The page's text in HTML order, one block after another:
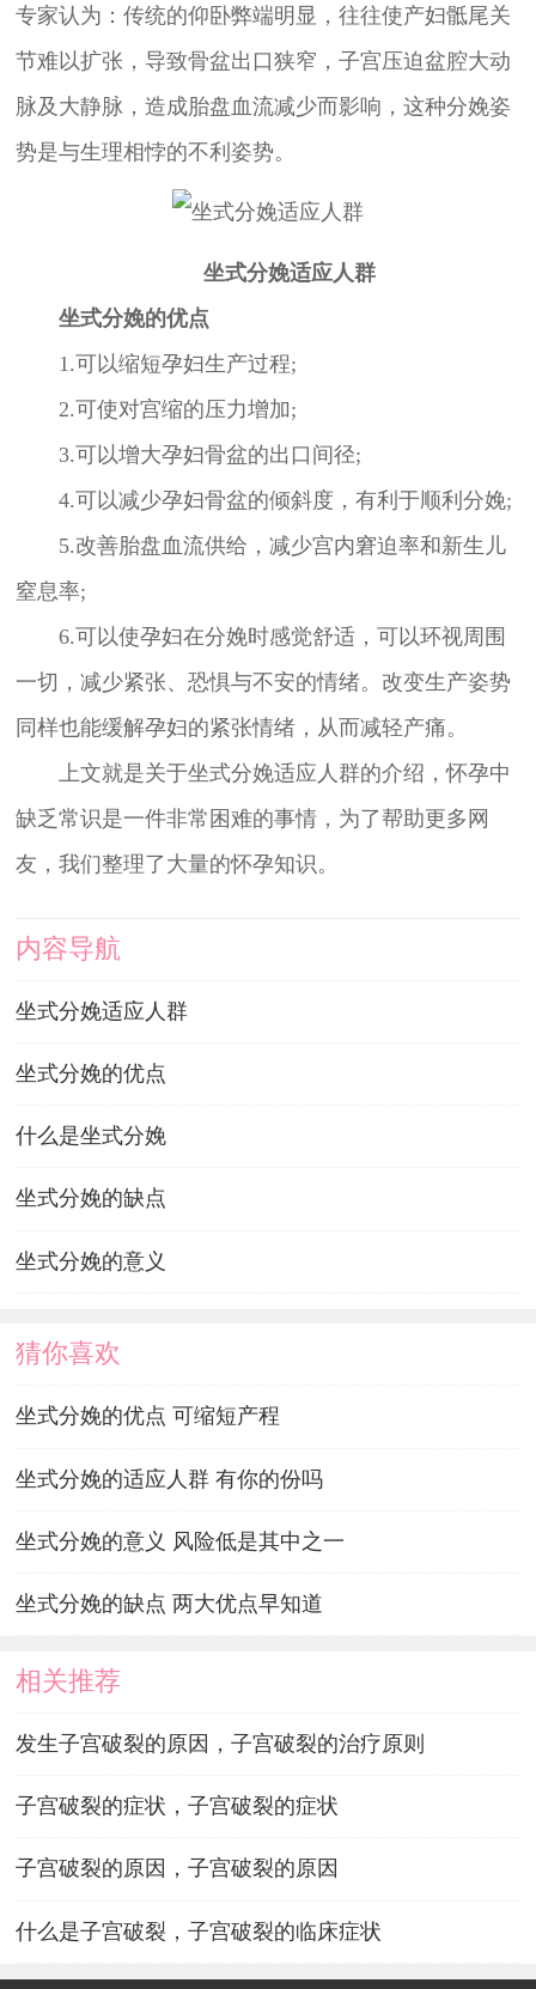
专家认为：传统的仰卧弊端明显，往往使产妇骶尾关
节难以扩张，导致骨盆出口狭窄，子宫压迫盆腔大动
脉及大静脉，造成胎盘血流减少而影响，这种分娩姿
势是与生理相悖的不利姿势。
坐式分娩适应人群
坐式分娩的优点
1.可以缩短孕妇生产过程;
2.可使对宫缩的压力增加;
3.可以增大孕妇骨盆的出口间径;
4.可以减少孕妇骨盆的倾斜度，有利于顺利分娩;
5.改善胎盘血流供给，减少宫内窘迫率和新生儿
窒息率;
6.可以使孕妇在分娩时感觉舒适，可以环视周围
一切，减少紧张、恐惧与不安的情绪。改变生产姿势
同样也能缓解孕妇的紧张情绪，从而减轻产痛。
上文就是关于坐式分娩适应人群的介绍，怀孕中
缺乏常识是一件非常困难的事情，为了帮助更多网
友，我们整理了大量的怀孕知识。
内容导航
坐式分娩适应人群
坐式分娩的优点
什么是坐式分娩
坐式分娩的缺点
坐式分娩的意义
猜你喜欢
坐式分娩的优点 可缩短产程
坐式分娩的适应人群 有你的份吗
坐式分娩的意义 风险低是其中之一
坐式分娩的缺点 两大优点早知道
相关推荐
发生子宫破裂的原因，子宫破裂的治疗原则
子宫破裂的症状，子宫破裂的症状
子宫破裂的原因，子宫破裂的原因
什么是子宫破裂，子宫破裂的临床症状